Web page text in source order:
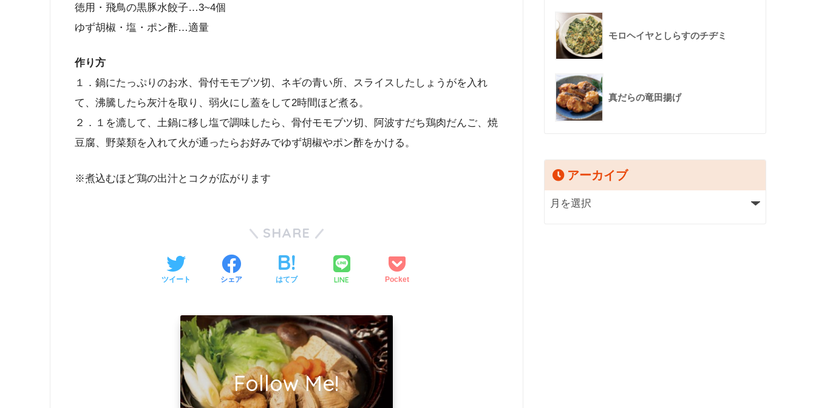
徳用・飛鳥の黒豚水餃子…3~4個
ゆず胡椒・塩・ポン酢…適量
作り方
１．鍋にたっぷりのお水、骨付モモブツ切、ネギの青い所、スライスしたしょうがを入れ
て、沸騰したら灰汁を取り、弱火にし蓋をして2時間ほど煮る。
２．１を漉して、土鍋に移し塩で調味したら、骨付モモブツ切、阿波すだち鶏肉だんご、焼
豆腐、野菜類を入れて火が通ったらお好みでゆず胡椒やポン酢をかける。
※煮込むほど鶏の出汁とコクが広がります
SHARE
ツイート シェア はてブ LINE Pocket
Follow Me!
モロヘイヤとしらすのチヂミ
真だらの竜田揚げ
アーカイブ